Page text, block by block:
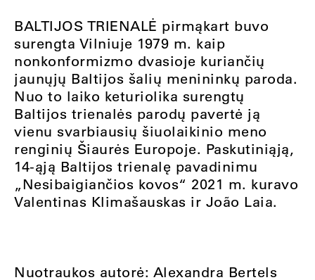
BALTIJOS TRIENALĖ pirmąkart buvo
surengta Vilniuje 1979 m. kaip
nonkonformizmo dvasioje kuriančių
jaunųjų Baltijos šalių menininkų paroda.
Nuo to laiko keturiolika surengtų
Baltijos trienalės parodų pavertė ją
vienu svarbiausių šiuolaikinio meno
renginių Šiaurės Europoje. Paskutiniąją,
14-ąją Baltijos trienalę pavadinimu
„Nesibaigiančios kovos“ 2021 m. kuravo
Valentinas Klimašauskas ir João Laia.
Nuotraukos autorė: Alexandra Bertels